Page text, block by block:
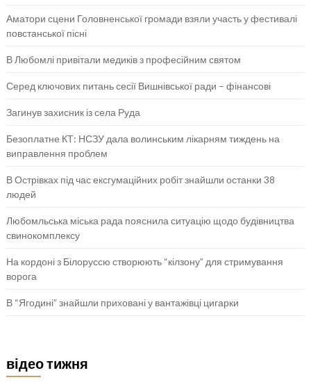
Аматори сцени Головненської громади взяли участь у фестивалі
повстанської пісні
В Любомлі привітали медиків з професійним святом
Серед ключових питань сесії Вишнівської ради – фінансові
Загинув захисник із села Руда
Безоплатне КТ: НСЗУ дала волинським лікарням тиждень на
виправлення проблем
В Острівках під час ексгумаційних робіт знайшли останки 38
людей
Любомльська міська рада пояснила ситуацію щодо будівництва
свинокомплексу
На кордоні з Білоруссю створюють “кілзону” для стримування
ворога
В “Ягодині” знайшли приховані у вантажівці цигарки
відео тижня